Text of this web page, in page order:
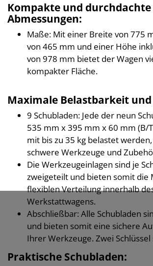
Kompakte und durchdachte
Abmessungen:
Maße: Mit einer Breite von 775
von 465 mm und einer Höhe
von 978 mm bietet der Wagen
kompakter Fläche.
Maximale Belastbarkeit
9 Schubladen: Jede der neun
535 mm x 395 mm x 60 mm (B/
mit bis zu 35 kg belastet
schwere Werkzeuge und
Die Werkzeugeinlagen sind je
zweigeteilt und bieten somit die
flexiblen Verteilung innerhalb
Werkstattwagens.
Abschließbar: Alle Schubladen
und bieten somit eine sichere
Ihrer Werkzeuge. Zwei
Praktische Schubladen: